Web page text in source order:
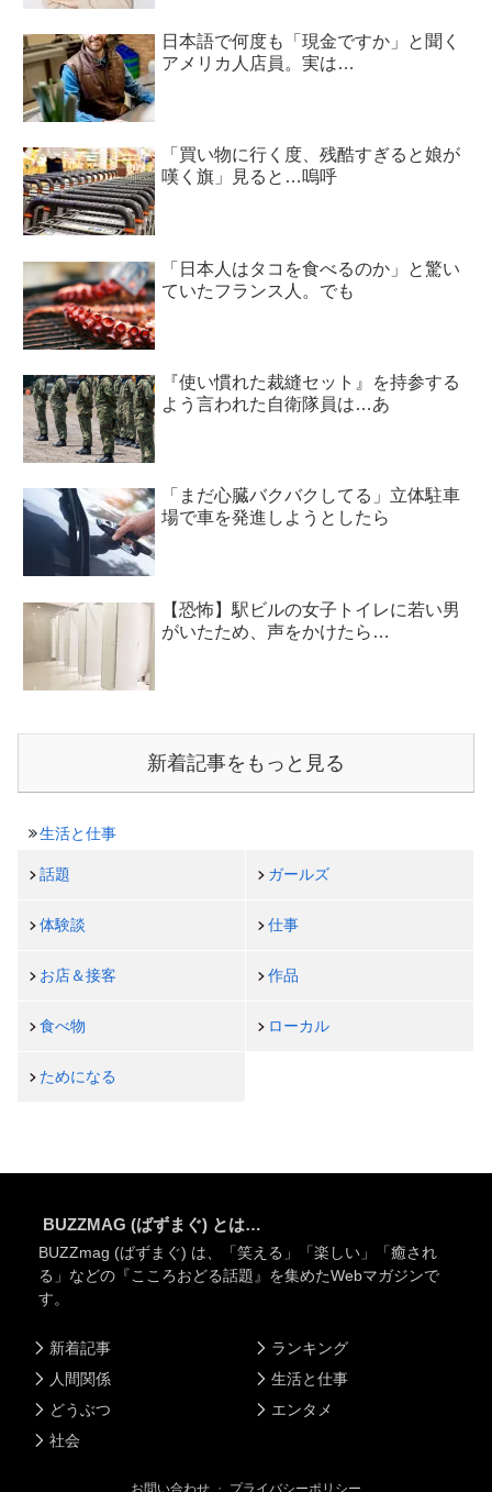
日本語で何度も「現金ですか」と聞く
アメリカ人店員。実は…
「買い物に行く度、残酷すぎると娘が
嘆く旗」見ると…嗚呼
「日本人はタコを食べるのか」と驚い
ていたフランス人。でも
『使い慣れた裁縫セット』を持参する
よう言われた自衛隊員は…あ
「まだ心臓バクバクしてる」立体駐車
場で車を発進しようとしたら
【恐怖】駅ビルの女子トイレに若い男
がいたため、声をかけたら…
新着記事をもっと見る
生活と仕事
話題 ガールズ
体験談 仕事
お店＆接客 作品
食べ物 ローカル
ためになる
BUZZMAG (ばずまぐ) とは…
BUZZmag (ばずまぐ) は、「笑える」「楽しい」「癒され
る」などの『こころおどる話題』を集めたWebマガジンで
す。
新着記事
人間関係
どうぶつ
社会
ランキング
生活と仕事
エンタメ